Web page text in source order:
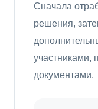
Сначала
решения,
участниками,
документами.